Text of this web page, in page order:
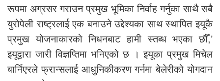
रूपमा अग्रसर गराउन प्रमुख भूमिका निर्वाह गर्नुका साथै सबै
युरोपेली राष्ट्रलाई एक बनाउने उद्देश्यका साथ स्थापित इयूकै
प्रमुख योजनाकारको निधनबाट हामी स्तब्ध भएका छौँ,’
इयूद्वारा जारी विज्ञप्तिमा भनिएको छ । इयूका प्रमुख मिचेल
बार्निएरले फ्रान्सलाई आधुनिकीकरण गर्नमा बेलेरीको योगदान